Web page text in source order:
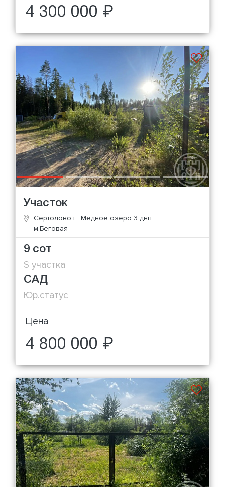
4 300 000 ₽
Участок
Сертолово г., Медное озеро 3 днп
м.Беговая
9 сот
S участка
САД
Юр.статус
Цена
4 800 000 ₽